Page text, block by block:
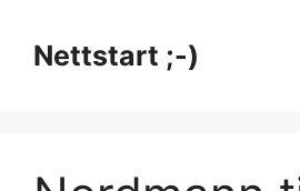
innholdNettstart ;-)